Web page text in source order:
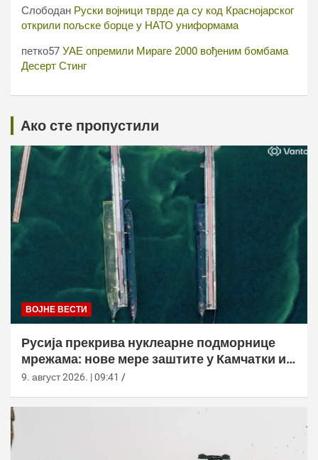
Слободан Руски војници тврде да су код Краснојарског
открили пољске борце у НАТО униформама
петко57 УАЕ опремили Мираге 2000 вођеним бомбама
Десерт Стинг
Ако сте пропустили
ВОЈНЕ ВЕСТИ
Русија прекрива нуклеарне подморнице
мрежама: нове мере заштите у Камчатки и
Новоросијску
9. август 2026. | 09:41